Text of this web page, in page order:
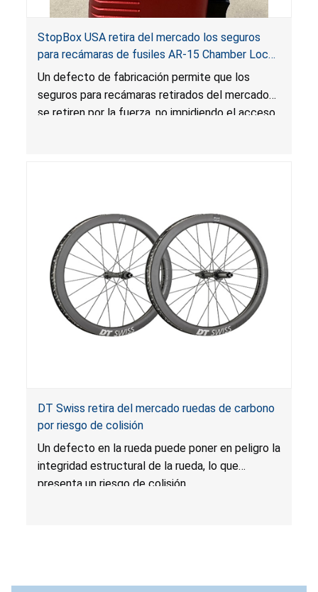
StopBox USA retira del mercado los seguros
para recámaras de fusiles AR-15 Chamber Lock
Pros por riesgo de lesión grave y muerte
Un defecto de fabricación permite que los
seguros para recámaras retirados del mercado
se retiren por la fuerza, no impidiendo el acceso
DT Swiss retira del mercado ruedas de carbono
por riesgo de colisión
Un defecto en la rueda puede poner en peligro la
integridad estructural de la rueda, lo que
presenta un riesgo de colisión.